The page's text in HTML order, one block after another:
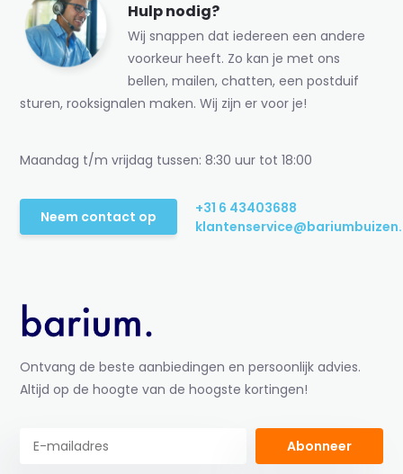
Hulp nodig?
Wij snappen dat iedereen een andere
voorkeur heeft. Zo kan je met ons
bellen, mailen, chatten, een postduif
sturen, rooksignalen maken. Wij zijn er voor je!
Maandag t/m vrijdag tussen: 8:30 uur tot 18:00
Neem contact op
+31 6 43403688
Ontvang de beste aanbiedingen en persoonlijk advies.
Altijd op de hoogte van de hoogste kortingen!
Abonneer